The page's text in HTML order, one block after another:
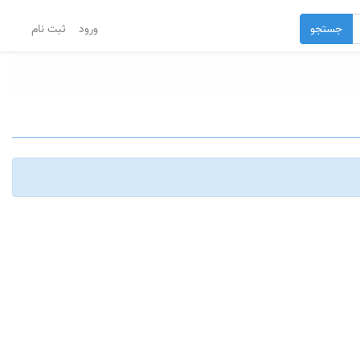
جستجو ورود ثبت نام